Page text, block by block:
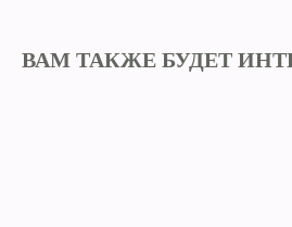
ВАМ ТАКЖЕ БУДЕТ